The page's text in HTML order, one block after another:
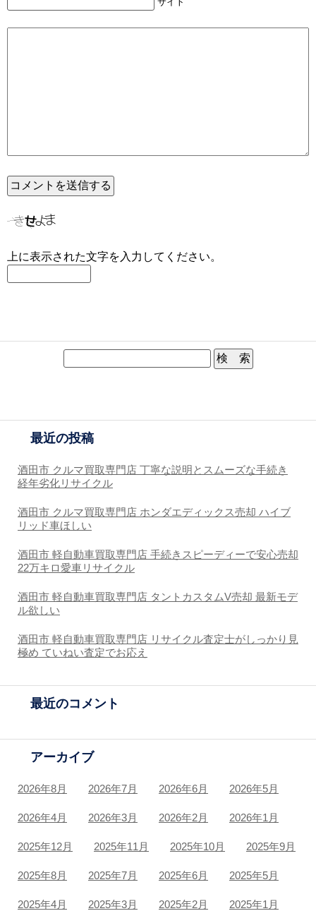
上に表示された文字を入力してください。
最近の投稿
酒田市 クルマ買取専門店 丁寧な説明とスムーズな手続き
経年劣化リサイクル
酒田市 クルマ買取専門店 ホンダエディックス売却 ハイブ
リッド車ほしい
酒田市 軽自動車買取専門店 手続きスピーディーで安心売却
22万キロ愛車リサイクル
酒田市 軽自動車買取専門店 タントカスタムV売却 最新モデ
ル欲しい
酒田市 軽自動車買取専門店 リサイクル査定士がしっかり見
極め ていねい査定でお応え
最近のコメント
アーカイブ
2026年8月 2026年7月 2026年6月 2026年5月
2026年4月 2026年3月 2026年2月 2026年1月
2025年12月 2025年11月 2025年10月 2025年9月
2025年8月 2025年7月 2025年6月 2025年5月
2025年4月 2025年3月 2025年2月 2025年1月